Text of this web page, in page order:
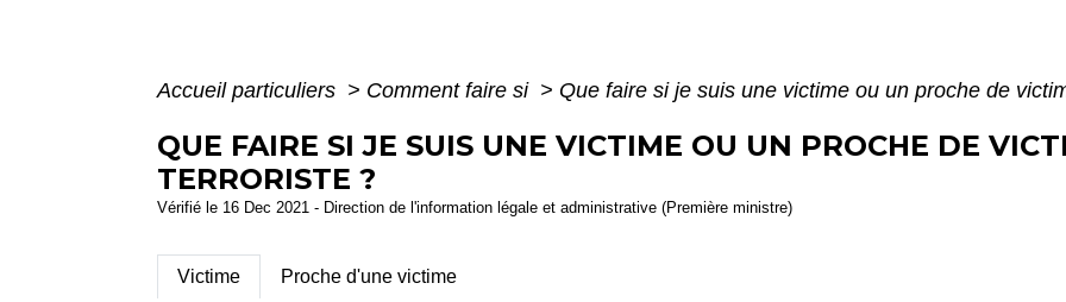
Accueil particuliers > Comment faire si > Que faire si je suis une victime ou un proche de
QUE FAIRE SI JE SUIS UNE VICTIME OU UN PROCHE DE
TERRORISTE ?
Vérifié le 16 Dec 2021 - Direction de l'information légale et administrative (Première ministre)
Victime Proche d'une victime